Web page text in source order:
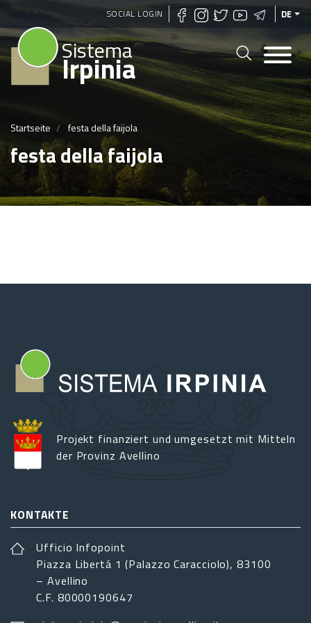
Direkt
zum
Inhalt
SOCIAL LOGIN DE
Sistema
Irpinia
Startseite festa della faijola
festa della faijola
Projekt finanziert und umgesetzt mit Mitteln
der Provinz Avellino
KONTAKTE
Ufficio Infopoint
Piazza Libertá 1 (Palazzo Caracciolo), 83100
– Avellino
C.F. 80000190647